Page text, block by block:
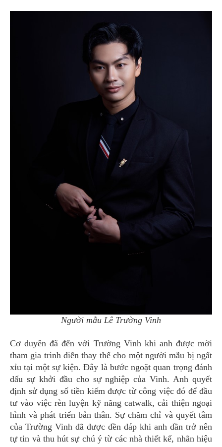
Người mẫu Lê Trường Vinh
Cơ duyên đã đến với Trường Vinh khi anh được mời
tham gia trình diễn thay thế cho một người mẫu bị ngất
xỉu tại một sự kiện. Đây là bước ngoặt quan trọng đánh
dấu sự khởi đầu cho sự nghiệp của Vinh. Anh quyết
định sử dụng số tiền kiếm được từ công việc đó để đầu
tư vào việc rèn luyện kỹ năng catwalk, cải thiện ngoại
hình và phát triển bản thân. Sự chăm chỉ và quyết tâm
của Trường Vinh đã được đền đáp khi anh dần trở nên
tự tin và thu hút sự chú ý từ các nhà thiết kế, nhãn hiệu